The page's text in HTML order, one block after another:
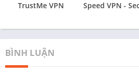
TrustMe VPN
BÌNH LUẬN